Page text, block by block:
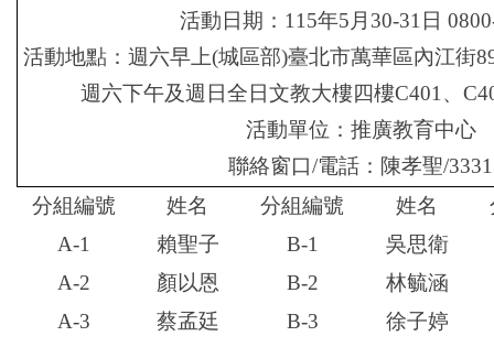
活動日期：115年5月 30-31 日
活動地點：週六早上(城區部)臺北市萬華區內江街
週六下午及週日全日文教大樓四樓C401、
活動單位：推廣教育中心
聯絡窗口/電話：陳孝聖/3331
分組編號
姓名 分組編號 姓名
A-1
賴聖子 B-1
吳思衛
A-2
顏以恩 B-2
林毓涵
A-3
蔡孟廷 B-3
徐子婷